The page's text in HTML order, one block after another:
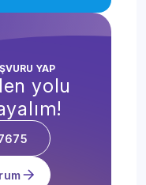
YAP
yolu